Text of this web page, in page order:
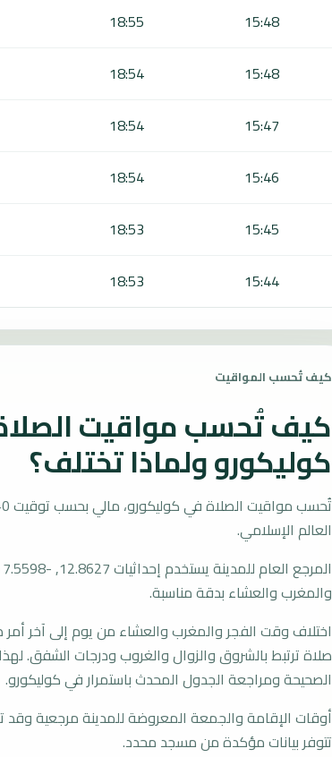
15:48
18:55
15:48
18:54
15:47
18:54
15:46
18:54
15:45
18:53
15:44
18:53
كيف تُحسب المواقيت
كيف تُحسب مواقيت
كوليكورو ولماذا تختلف؟
العالم الإسلامي.
والمغرب والعشاء بدقة مناسبة.
اختلاف وقت الفجر والمغرب والعشاء من يوم إلى آخر أمر
صلاة ترتبط بالشروق والزوال والغروب ودرجات الشفق. لهذا
الصحيحة ومراجعة الجدول المحدث باستمرار في كوليكورو.
أوقات الإقامة والجمعة المعروضة للمدينة مرجعية وقد
تتوفر بيانات مؤكدة من مسجد محدد.